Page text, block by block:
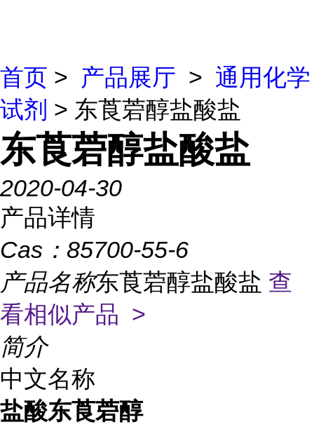
首页 > 产品展厅 > 通用化学
试剂 > 东莨菪醇盐酸盐
东莨菪醇盐酸盐
2020-04-30
产品详情
Cas： 85700-55-6
产品名称东莨菪醇盐酸盐 查
看相似产品 >
简介
中文名称
盐酸东莨菪醇